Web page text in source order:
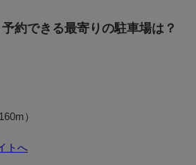
約できる最寄りの駐車場は？
）
トへ